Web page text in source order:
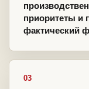
приоритеты и
фактический
03